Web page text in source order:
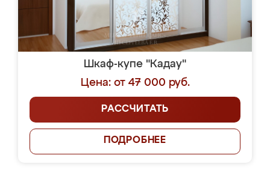
Шкаф-купе "Кадау"
Цена: от 47 000 руб.
РАССЧИТАТЬ
ПОДРОБНЕЕ